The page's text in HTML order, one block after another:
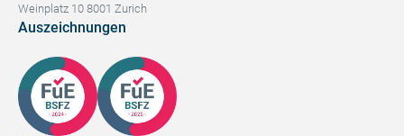
Weinplatz 10 8001 Zurich
Auszeichnungen